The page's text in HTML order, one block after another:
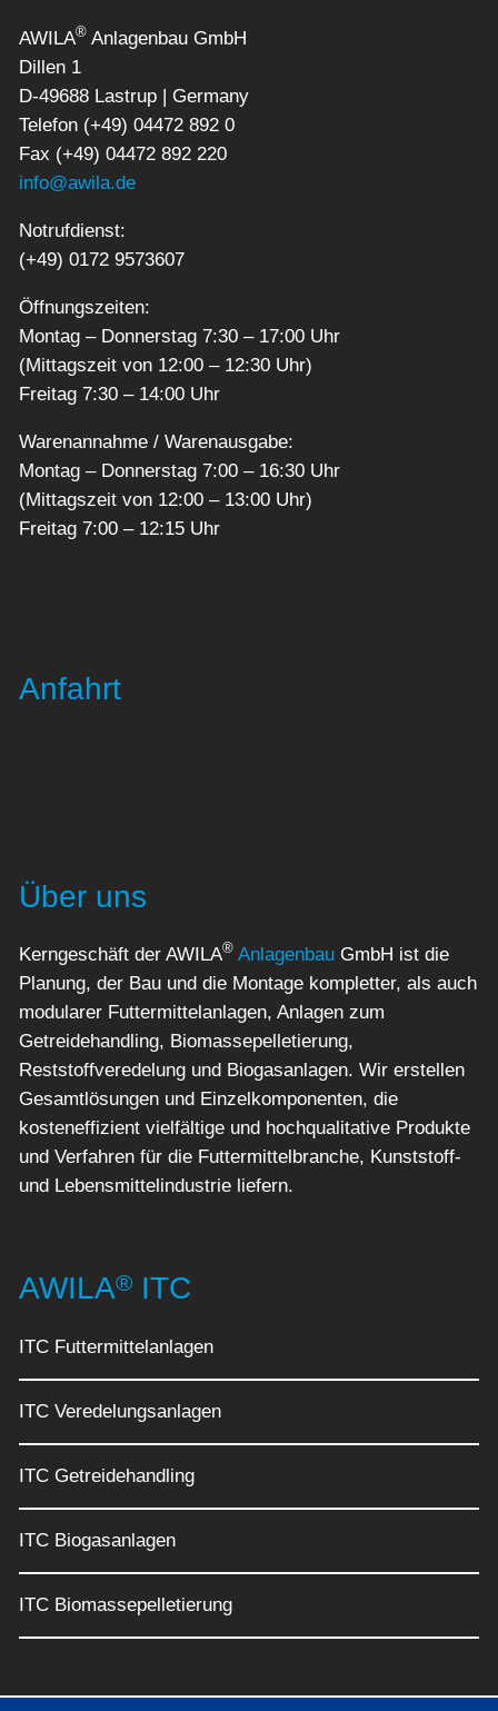
AWILA® Anlagenbau GmbH
Dillen 1
D-49688 Lastrup | Germany
Telefon (+49) 04472 892 0
Fax (+49) 04472 892 220
info@awila.de
Notrufdienst:
(+49) 0172 9573607
Öffnungszeiten:
Montag – Donnerstag 7:30 – 17:00 Uhr
(Mittagszeit von 12:00 – 12:30 Uhr)
Freitag 7:30 – 14:00 Uhr
Warenannahme / Warenausgabe:
Montag – Donnerstag 7:00 – 16:30 Uhr
(Mittagszeit von 12:00 – 13:00 Uhr)
Freitag 7:00 – 12:15 Uhr
Anfahrt
Über uns
Kerngeschäft der AWILA® Anlagenbau GmbH ist die
Planung, der Bau und die Montage kompletter, als auch
modularer Futtermittelanlagen, Anlagen zum
Getreidehandling, Biomassepelletierung,
Reststoffveredelung und Biogasanlagen. Wir erstellen
Gesamtlösungen und Einzelkomponenten, die
kosteneffizient vielfältige und hochqualitative Produkte
und Verfahren für die Futtermittelbranche, Kunststoff-
und Lebensmittelindustrie liefern.
AWILA® ITC
ITC Futtermittelanlagen
ITC Veredelungsanlagen
ITC Getreidehandling
ITC Biogasanlagen
ITC Biomassepelletierung